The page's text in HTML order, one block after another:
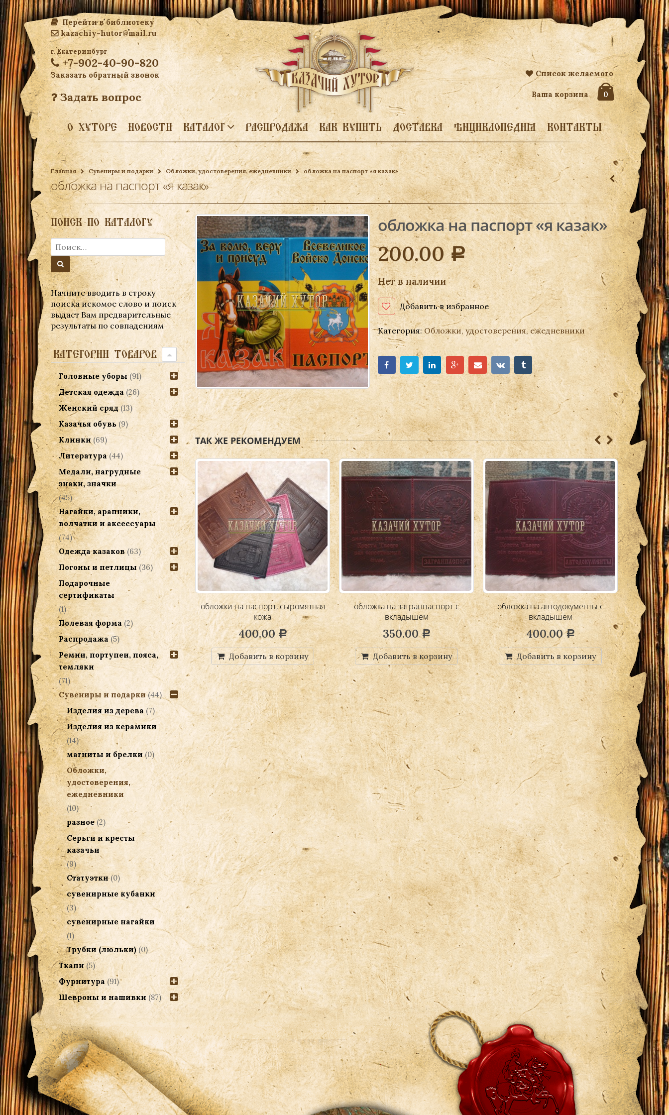
Перейти в библиотеку
kazachiy-hutor@mail.ru
г. Екатеринбург
+7-902-40-90-820
Заказать обратный звонок
Задать вопрос
Список желаемого
Ваша корзина 0
О ХУТОРЕ НОВОСТИ КАТАЛОГ РАСПРОДАЖА КАК КУПИТЬ ДОСТАВКА ЭНЦИКЛОПЕДИЯ КОНТАКТЫ
Главная Сувениры и подарки Обложки, удостоверения, ежедневники обложка на паспорт «я казак»
обложка на паспорт «я казак»
обложка на паспорт «я казак»
200.00Р
Нет в наличии
Добавить в избранное
Категория: Обложки, удостоверения, ежедневники
ТАК ЖЕ РЕКОМЕНДУЕМ
обложки на паспорт, сыромятная
кожа
400.00Р
Добавить в корзину
обложки на паспорт, сыромятная
кожа
400.00 Р
Добавить в корзину
обложка на загранпаспорт с
вкладышем
350.00Р
Добавить в корзину
обложка на автодокументы с
вкладышем
400.00Р
Добавить в корзину
обложки
ПОИСК ПО КАТАЛОГУ
Начните вводить в строку
поиска искомое слово и поиск
выдаст Вам предварительные
результаты по совпадениям
КАТЕГОРИИ ТОВАРОВ
Головные уборы (91)
Детская одежда (26)
Женский сряд (13)
Казачья обувь (9)
Клинки (69)
Литература (44)
Медали, нагрудные
знаки, значки
(45)
Нагайки, арапники,
волчатки и аксессуары
(74)
Одежда казаков (63)
Погоны и петлицы (36)
Подарочные
сертификаты
(1)
Полевая форма (2)
Распродажа (5)
Ремни, портупеи, пояса,
темляки
(71)
Сувениры и подарки (44)
Изделия из дерева (7)
Изделия из керамики
(14)
магниты и брелки (0)
Обложки,
удостоверения,
ежедневники
(10)
разное (2)
Серьги и кресты
казачьи
(9)
Статуэтки (0)
сувенирные кубанки
(3)
сувенирные нагайки
(1)
Трубки (люльки) (0)
Ткани (5)
Фурнитура (91)
Шевроны и нашивки (87)